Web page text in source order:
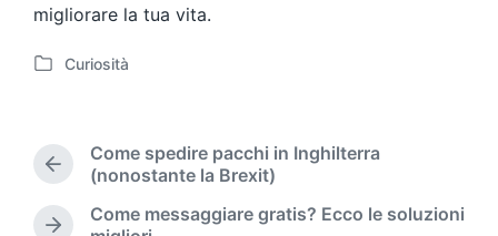
migliorare la tua vita.
P
e
Curiosità
P
e
Come spedire pacchi in Inghilterra
(nonostante la Brexit)
Come messaggiare gratis? Ecco le soluzioni